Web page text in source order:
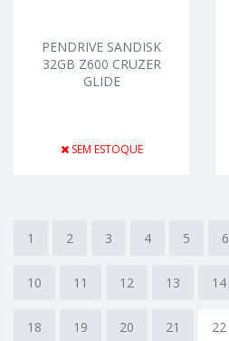
PENDRIVE SANDISK
32GB Z600 CRUZER
GLIDE
SEM ESTOQUE
1 2 3 4 5 6
10 11 12 13 14
18 19 20 21 22